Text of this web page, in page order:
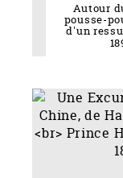
Autour
pousse-
d'un